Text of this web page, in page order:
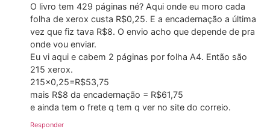
O livro tem 429 páginas né? Aqui onde eu moro cada
folha de xerox custa R$0,25. E a encadernação a última
vez que fiz tava R$8. O envio acho que depende de pra
onde vou enviar.
Eu vi aqui e cabem 2 páginas por folha A4. Então são
215 xerox.
215×0,25=R$53,75
mais R$8 da encadernação = R$61,75
e ainda tem o frete q tem q ver no site do correio.
Responder